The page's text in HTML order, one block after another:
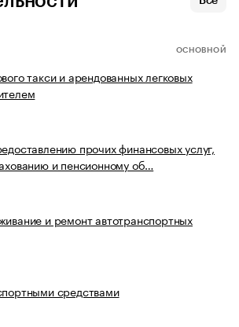
ОСНОВНОЙ
такси и арендованных легковых
прочих финансовых услуг,
и пенсионному об…
и ремонт автотранспортных
средствами